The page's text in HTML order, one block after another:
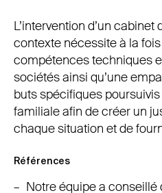
L’intervention d’un cabinet
contexte nécessite à la
compétences techniques
sociétés ainsi qu’une
buts spécifiques
familiale afin de créer un
chaque situation et de
Références
Notre équipe a